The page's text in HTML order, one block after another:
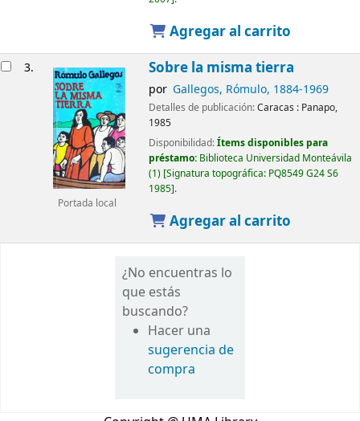
Agregar al carrito
3.
Portada local
Sobre la misma tierra
por Gallegos, Rómulo, 1884-1969
Detalles de publicación:Caracas : Panapo,
1985
Disponibilidad:Ítems disponibles para
préstamo: Biblioteca Universidad Monteávila
(1) Signatura topográfica: PQ8549 G24 S6
1985 .
Agregar al carrito
¿No encuentras lo
que estás
buscando?
Hacer una
sugerencia de
compra